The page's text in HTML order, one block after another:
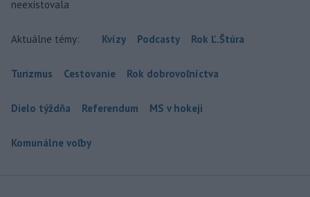
neexistovala
Aktuálne témy: Kvízy Podcasty Rok Ľ.Štúra
Turizmus Cestovanie Rok dobrovoľníctva
Dielo týždňa Referendum MS v hokeji
Komunálne voľby